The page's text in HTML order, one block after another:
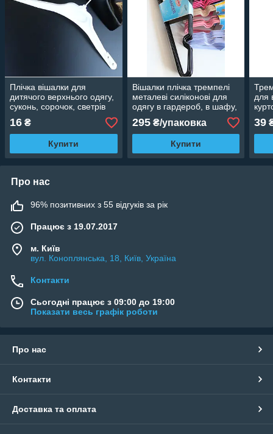
Плічка вішалки для
дитячого верхнього одягу,
суконь, сорочок, светрів
гардероб, 30 см
16 ₴
Купити
Вішалки плічка тремпелі
металеві силіконові для
одягу в гардероб, в шафу,
295₴/упаковка
Купити
для
39
Про нас
96% позитивних з 55 відгуків за рік
Працює з 19.07.2017
м. Київ
вул. Коноплянська, 18, Київ, Україна
Контакти
Сьогодні працює з 09:00 до 19:00
Показати весь графік роботи
Про нас
Контакти
Доставка та оплата